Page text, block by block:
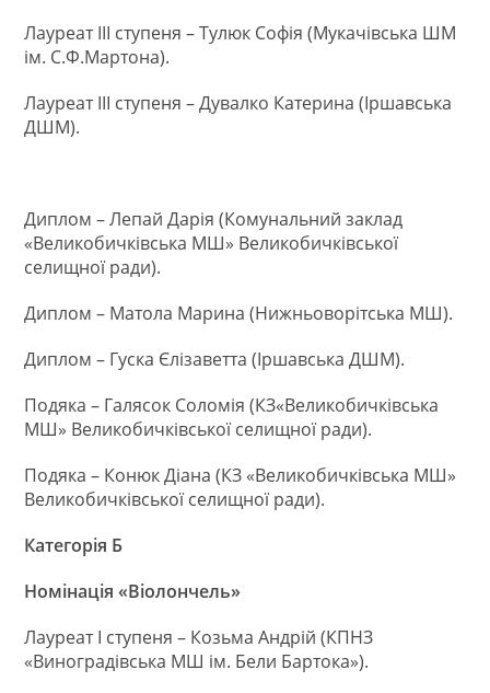
Лауреат ІІІ ступеня – Тулюк Софія (Мукачівська ШМ
ім. С.Ф.Мартона).
Лауреат ІІІ ступеня – Дувалко Катерина (Іршавська
ДШМ).
Диплом – Лепай Дарія (Комунальний заклад
«Великобичківська МШ» Великобичківської
селищної ради).
Диплом – Матола Марина (Нижньоворітська МШ).
Диплом – Гуска Єлізаветта (Іршавська ДШМ).
Подяка – Галясок Соломія (КЗ«Великобичківська
МШ» Великобичківської селищної ради).
Подяка – Конюк Діана (КЗ «Великобичківська МШ»
Великобичківської селищної ради).
Категорія Б
Номінація «Віолончель»
Лауреат І ступеня – Козьма Андрій (КПНЗ
«Виноградівська МШ ім. Бели Бартока»).